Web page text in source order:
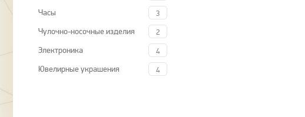
Часы 3
Чулочно-носочные изделия 2
Электроника 4
Ювелирные украшения 4